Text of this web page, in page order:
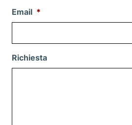
Email *
Richiesta